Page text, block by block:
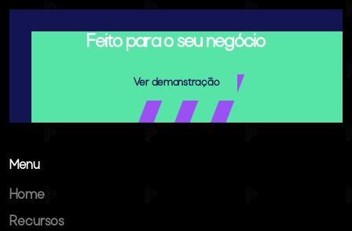
Feito para o seu negócio
Ver demonstração
Menu
Home
Recursos